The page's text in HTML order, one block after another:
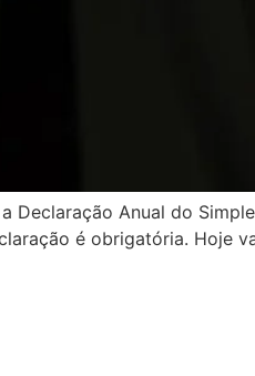
Anual do
é obrigatória. Hoje